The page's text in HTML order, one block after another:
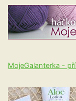
MojeGalanterka -